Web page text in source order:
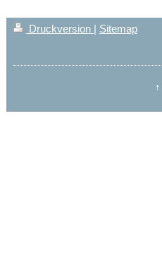
Druckversion Sitemap
↑